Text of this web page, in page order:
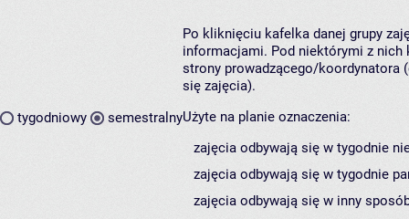
tygodniowy semestralny
Po kliknięciu kafelka danej grupy
informacjami. Pod niektórymi z nich
strony prowadzącego/koordynatora
się zajęcia).
Użyte na planie oznaczenia:
zajęcia odbywają się w tygodnie
zajęcia odbywają się w tygodnie
zajęcia odbywają się w inny